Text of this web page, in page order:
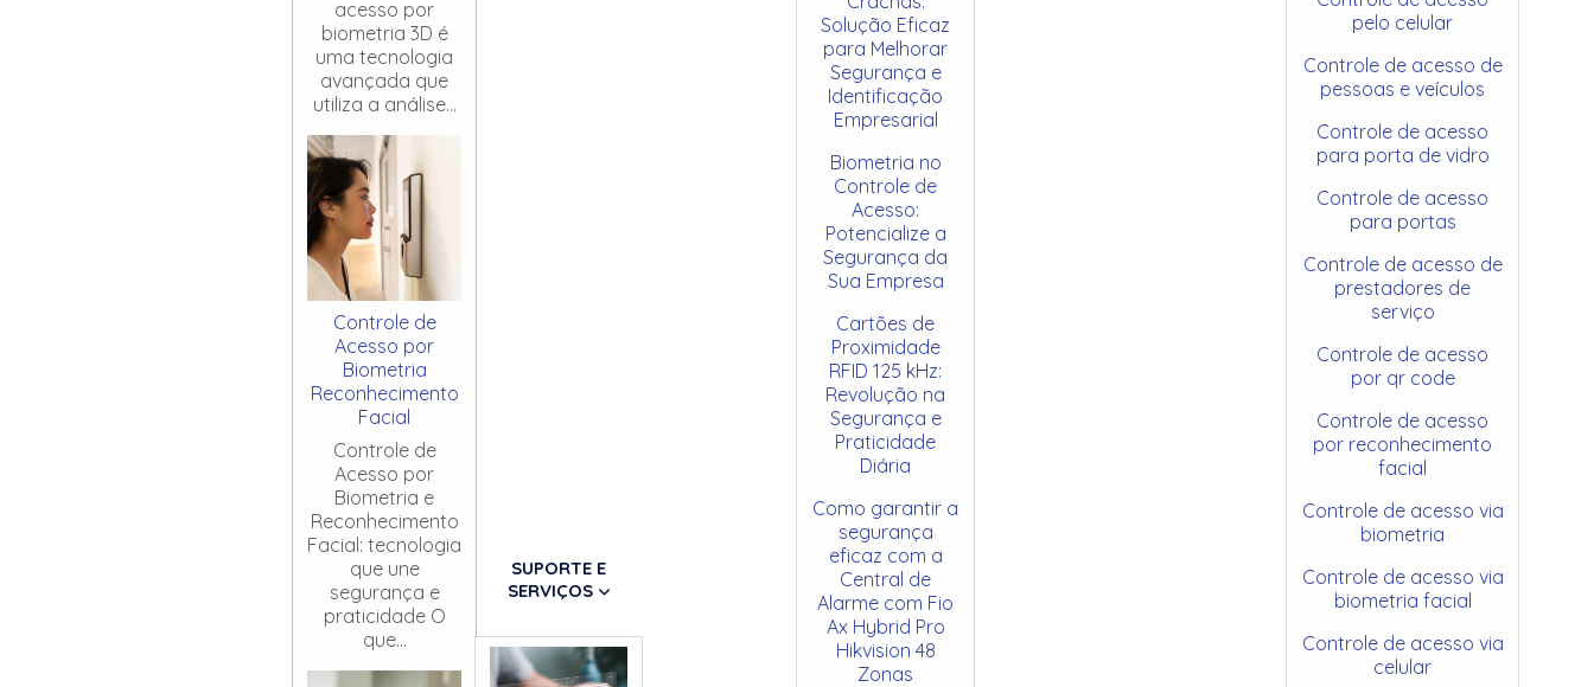
acesso por
biometria 3D é
uma tecnologia
avançada que
utiliza a análise...
Controle de
Acesso por
Biometria
Reconhecimento
Facial
Controle de
Acesso por
Biometria e
Reconhecimento
Facial: tecnologia
que une
segurança e
praticidade O
que...
SUPORTE E
SERVIÇOS
Solução Eficaz
para Melhorar
Segurança e
Identificação
Empresarial
Biometria no
Controle de
Acesso:
Potencialize a
Segurança da
Sua Empresa
Cartões de
Proximidade
RFID 125 kHz:
Revolução na
Segurança e
Praticidade
Diária
Como garantir a
segurança
eficaz com a
Central de
Alarme com Fio
Ax Hybrid Pro
Hikvision 48
Zonas
pelo celular
Controle de acesso de
pessoas e veículos
Controle de acesso
para porta de vidro
Controle de acesso
para portas
Controle de acesso de
prestadores de
serviço
Controle de acesso
por qr code
Controle de acesso
por reconhecimento
facial
Controle de acesso via
biometria
Controle de acesso via
biometria facial
Controle de acesso via
celular